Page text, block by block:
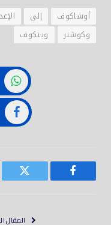
أوشاكوف إلى
وكوشنر
ويتكوف
فيسبوك تويتر
المقال